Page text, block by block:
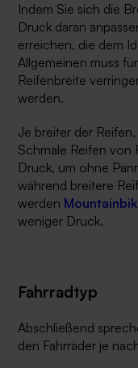
Indem Sie sich die
Druck daran
erreichen, die dem
Allgemeinen muss
Reifenbreite
werden.
Je breiter der
Schmale Reifen von
Druck, um ohne
während breitere
werden
weniger Druck.
Fahrradtyp
Abschließend
den Fahrräder je